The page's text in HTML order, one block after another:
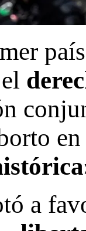
el
a